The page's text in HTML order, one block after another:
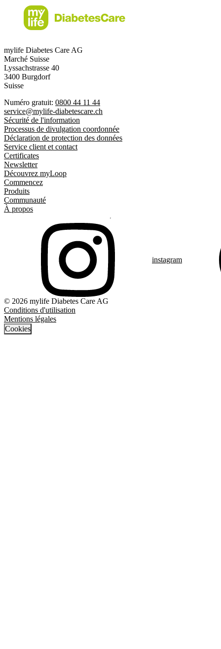
mylife Diabetes Care AG
Marché Suisse
Lyssachstrasse 40
3400 Burgdorf
Suisse
Numéro gratuit: 0800 44 11 44
service@mylife-diabetescare.ch
Sécurité de l'information
Processus de divulgation coordonnée
Déclaration de protection des données
Service client et contact
Certificates
Newsletter
Découvrez myLoop
Commencez
Produits
Communauté
À propos
instagram
© 2026 mylife Diabetes Care AG
Conditions d'utilisation
Mentions légales
Cookies